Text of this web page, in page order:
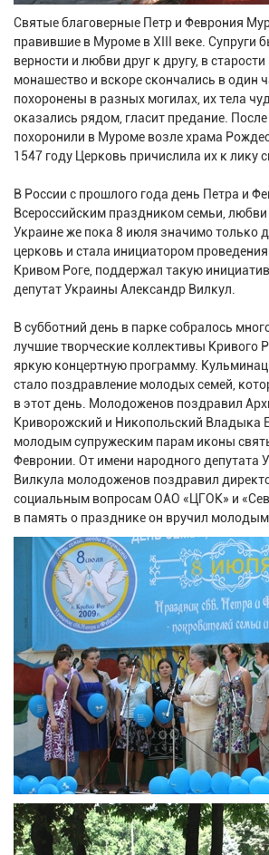
Святые благоверные Петр и Феврония
правившие в Муроме в XIII веке. Супруги
верности и любви друг к другу, в
монашество и вскоре скончались в один
похоронены в разных могилах, их тела
оказались рядом, гласит предание. После
похоронили в Муроме возле храма
1547 году Церковь причислила их к лику
В России с прошлого года день Петра и
Всероссийским праздником семьи, любви
Украине же пока 8 июля значимо только
церковь и стала инициатором
Кривом Роге, поддержал такую
депутат Украины Александр Вилкул.
В субботний день в парке собралось
лучшие творческие коллективы Кривого
яркую концертную программу.
стало поздравление молодых семей,
в этот день. Молодоженов поздравил
Криворожский и Никопольский Владыка
молодым супружеским парам иконы
Февронии. От имени народного депутата
Вилкула молодоженов поздравил
социальным вопросам ОАО «ЦГОК» и
в память о празднике он вручил